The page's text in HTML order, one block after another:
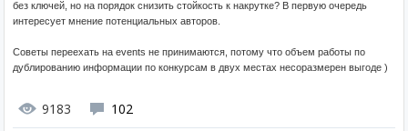
без ключей, но на порядок снизить стойкость к накрутке? В первую очередь
интересует мнение потенциальных авторов.
Советы переехать на events не принимаются, потому что объем работы по
дублированию информации по конкурсам в двух местах несоразмерен выгоде )
9183 102